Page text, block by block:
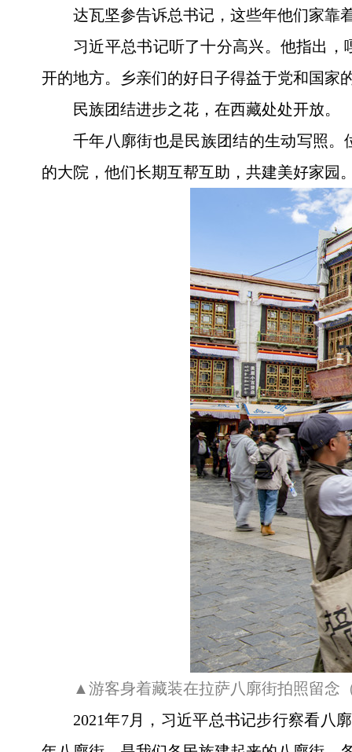
达瓦坚参告诉总书记，这些年他们家靠
习近平总书记听了十分高兴。他指出
开的地方。乡亲们的好日子得益于党和国家
民族团结进步之花，在西藏处处开放。
千年八廓街也是民族团结的生动写照
的大院，他们长期互帮互助，共建美好家园
▲游客身着藏装在拉萨八廓街拍照留念
2021年7月，习近平总书记步行察看八